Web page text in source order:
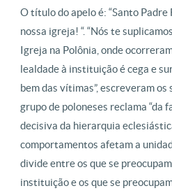
O título do apelo é: “Santo
nossa igreja! “. “Nós te
Igreja na Polônia, onde
lealdade à instituição é cega e
bem das vítimas”, escreveram
grupo de poloneses reclama “da
decisiva da hierarquia
comportamentos afetam a
divide entre os que se
instituição e os que se